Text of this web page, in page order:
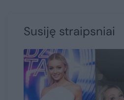
Susiję straipsniai